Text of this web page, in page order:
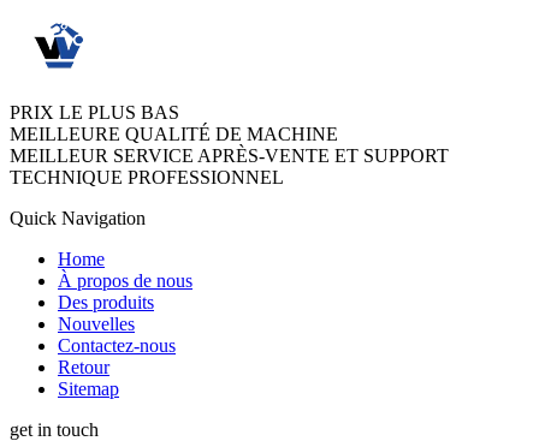
PRIX LE PLUS BAS
MEILLEURE QUALITÉ DE MACHINE
MEILLEUR SERVICE APRÈS-VENTE ET SUPPORT
TECHNIQUE PROFESSIONNEL
Quick Navigation
Home
À propos de nous
Des produits
Nouvelles
Contactez-nous
Retour
Sitemap
get in touch